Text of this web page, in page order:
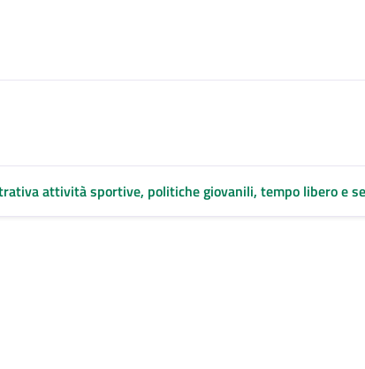
attività sportive, politiche giovanili, tempo libero e